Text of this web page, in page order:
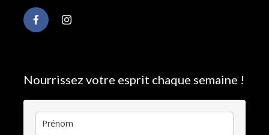
Nourrissez votre esprit chaque semaine !